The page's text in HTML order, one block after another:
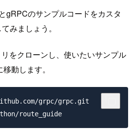
gRPCのサンプルコードをカスタ
みましょう。
をクローンし、使いたいサンプル
動します。
grpc/grpc.git